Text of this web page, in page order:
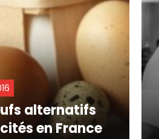
alternatifs
en France